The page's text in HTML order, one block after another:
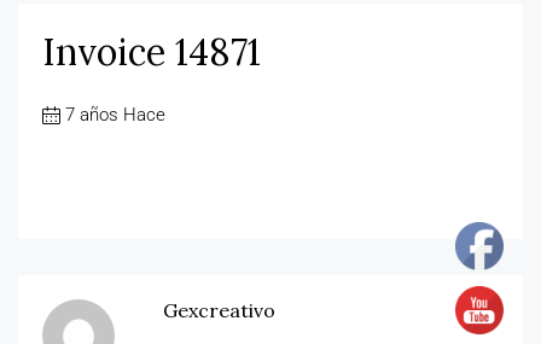
Invoice 14871
7 años Hace
Gexcreativo